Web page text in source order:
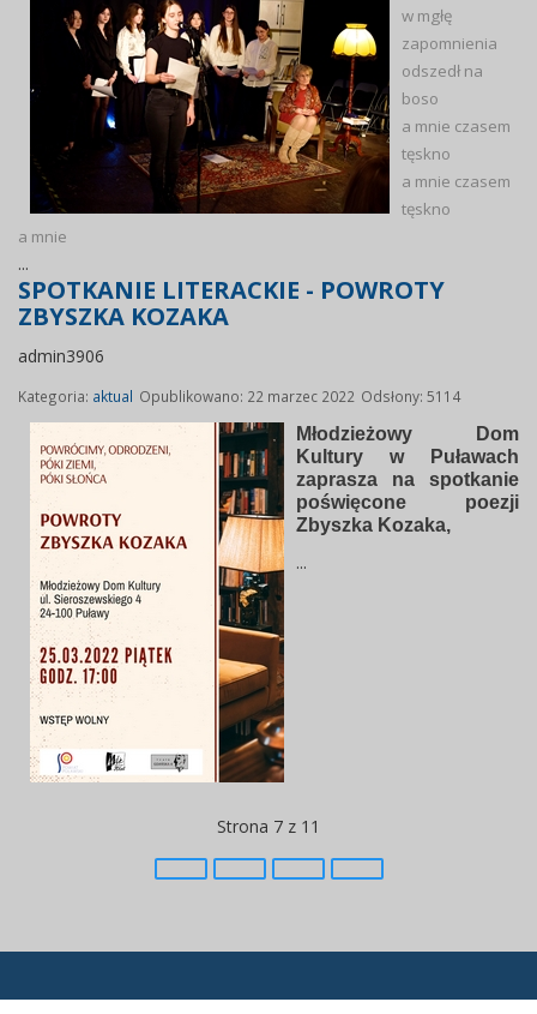
w mgłę
zapomnienia
odszedł na
boso
a mnie czasem
tęskno
a mnie czasem
tęskno
a mnie
...
SPOTKANIE LITERACKIE - POWROTY
ZBYSZKA KOZAKA
admin3906
Kategoria: aktual Opublikowano: 22 marzec 2022 Odsłony: 5114
Młodzieżowy Dom
Kultury w Puławach
zaprasza na spotkanie
poświęcone poezji
Zbyszka Kozaka,
...
Strona 7 z 11